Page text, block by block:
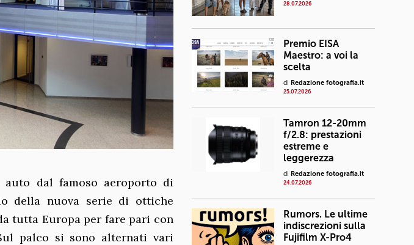
dal famoso aeroporto di
della nuova serie di ottiche
tutta Europa per fare pari con
palco si sono alternati vari
28.07.2026
Premio EISA
Maestro: a voi la
scelta
di Redazione fotografia.it
25.07.2026
Tamron 12-20mm
f/2.8: prestazioni
estreme e
leggerezza
di Redazione fotografia.it
24.07.2026
Rumors. Le ultime
indiscrezioni sulla
Fujifilm X-Pro4